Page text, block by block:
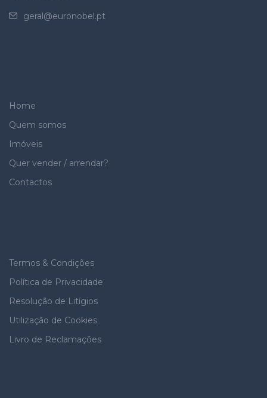
geral@euronobel.pt
Home
Quem somos
Imóveis
Quer vender / arrendar?
Contactos
Termos & Condições
Política de Privacidade
Resolução de Litígios
Utilização de Cookies
Livro de Reclamações